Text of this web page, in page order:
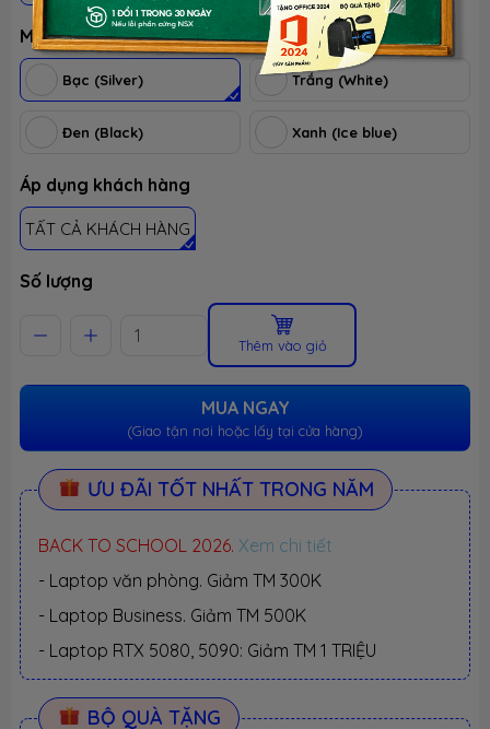
Màu sắc
Bạc (Silver) Trắng (White)
Đen (Black) Xanh (Ice blue)
Áp dụng khách hàng
TẤT CẢ KHÁCH HÀNG
Số lượng
Thêm vào giỏ
MUA NGAY
(Giao tận nơi hoặc lấy tại cửa hàng)
ƯU ĐÃI TỐT NHẤT TRONG NĂM
BACK TO SCHOOL 2026. Xem chi tiết
- Laptop văn phòng. Giảm TM 300K
- Laptop Business. Giảm TM 500K
- Laptop RTX 5080, 5090: Giảm TM 1 TRIỆU
BỘ QUÀ TẶNG